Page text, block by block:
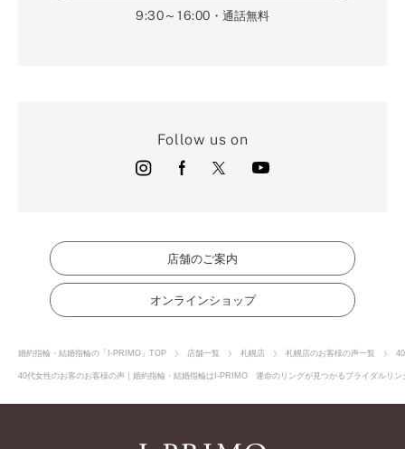
9:30～16:00 ・通話無料
Follow us on
店舗のご案内
オンラインショップ
婚約指輪・結婚指輪の「I-PRIMO」TOP 店舗一覧 札幌店 札幌店のお客様の声一覧
40代女性のお客のお客様の声｜婚約指輪・結婚指輪はI-PRIMO 運命のリングが見つかるブライダルリ